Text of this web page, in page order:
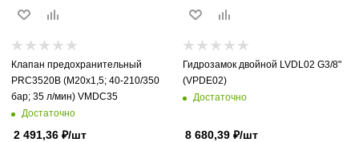
Клапан предохранительный
PRC3520B (M20x1,5; 40-210/350
бар; 35 л/мин) VMDC35
Достаточно
2 491,36 ₽/шт
Гидрозамок двойной LVDL02 G3/8"
(VPDE02)
Достаточно
8 680,39₽/шт